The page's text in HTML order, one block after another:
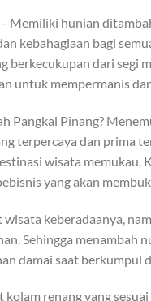
– Memiliki hunian
kebahagiaan bagi
berkecukupan dari segi
untuk mempermanis
Pangkal Pinang?
terpercaya dan prima
wisata memukau.
yang akan
keberadaanya,
Sehingga menambah
damai saat berkumpul
renang yang